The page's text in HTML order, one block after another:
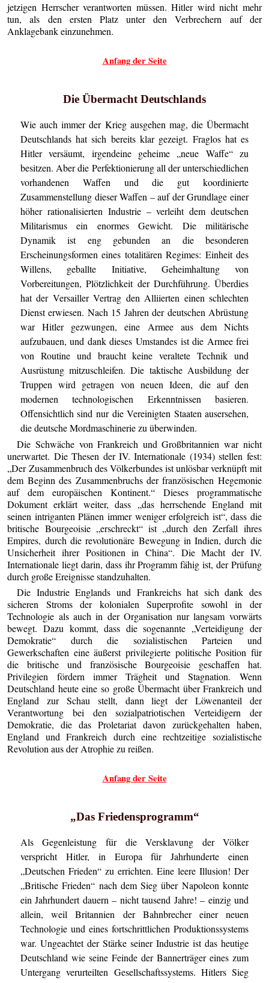
jetzigen Herrscher verantworten müssen. Hitler wird nicht mehr
tun, als den ersten Platz unter den Verbrechern auf der
Anklagebank einzunehmen.
Anfang der Seite
Die Übermacht Deutschlands
Wie auch immer der Krieg ausgehen mag, die Übermacht
Deutschlands hat sich bereits klar gezeigt. Fraglos hat es
Hitler versäumt, irgendeine geheime „neue Waffe“ zu
besitzen. Aber die Perfektionierung all der unterschiedlichen
vorhandenen Waffen und die gut koordinierte
Zusammenstellung dieser Waffen – auf der Grundlage einer
höher rationalisierten Industrie – verleiht dem deutschen
Militarismus ein enormes Gewicht. Die militärische
Dynamik ist eng gebunden an die besonderen
Erscheinungsformen eines totalitären Regimes: Einheit des
Willens, geballte Initiative, Geheimhaltung von
Vorbereitungen, Plötzlichkeit der Durchführung. Überdies
hat der Versailler Vertrag den Alliierten einen schlechten
Dienst erwiesen. Nach 15 Jahren der deutschen Abrüstung
war Hitler gezwungen, eine Armee aus dem Nichts
aufzubauen, und dank dieses Umstandes ist die Armee frei
von Routine und braucht keine veraltete Technik und
Ausrüstung mitzuschleifen. Die taktische Ausbildung der
Truppen wird getragen von neuen Ideen, die auf den
modernen technologischen Erkenntnissen basieren.
Offensichtlich sind nur die Vereinigten Staaten ausersehen,
die deutsche Mordmaschinerie zu überwinden.
Die Schwäche von Frankreich und Großbritannien war nicht
unerwartet. Die Thesen der IV. Internationale (1934) stellen fest:
„Der Zusammenbruch des Völkerbundes ist unlösbar verknüpft mit
dem Beginn des Zusammenbruchs der französischen Hegemonie
auf dem europäischen Kontinent.“ Dieses programmatische
Dokument erklärt weiter, dass „das herrschende England mit
seinen intriganten Plänen immer weniger erfolgreich ist“, dass die
britische Bourgeoisie „erschreckt“ ist „durch den Zerfall ihres
Empires, durch die revolutionäre Bewegung in Indien, durch die
Unsicherheit ihrer Positionen in China“. Die Macht der IV.
Internationale liegt darin, dass ihr Programm fähig ist, der Prüfung
durch große Ereignisse standzuhalten.
Die Industrie Englands und Frankreichs hat sich dank des
sicheren Stroms der kolonialen Superprofite sowohl in der
Technologie als auch in der Organisation nur langsam vorwärts
bewegt. Dazu kommt, dass die sogenannte „Verteidigung der
Demokratie“ durch die sozialistischen Parteien und
Gewerkschaften eine äußerst privilegierte politische Position für
die britische und französische Bourgeoisie geschaffen hat.
Privilegien fördern immer Trägheit und Stagnation. Wenn
Deutschland heute eine so große Übermacht über Frankreich und
England zur Schau stellt, dann liegt der Löwenanteil der
Verantwortung bei den sozialpatriotischen Verteidigern der
Demokratie, die das Proletariat davon zurückgehalten haben,
England und Frankreich durch eine rechtzeitige sozialistische
Revolution aus der Atrophie zu reißen.
Anfang der Seite
„Das Friedensprogramm“
Als Gegenleistung für die Versklavung der Völker
verspricht Hitler, in Europa für Jahrhunderte einen
„Deutschen Frieden“ zu errichten. Eine leere Illusion! Der
„Britische Frieden“ nach dem Sieg über Napoleon konnte
ein Jahrhundert dauern – nicht tausend Jahre! – einzig und
allein, weil Britannien der Bahnbrecher einer neuen
Technologie und eines fortschrittlichen Produktionssystems
war. Ungeachtet der Stärke seiner Industrie ist das heutige
Deutschland wie seine Feinde der Bannerträger eines zum
Untergang verurteilten Gesellschaftssystems. Hitlers Sieg